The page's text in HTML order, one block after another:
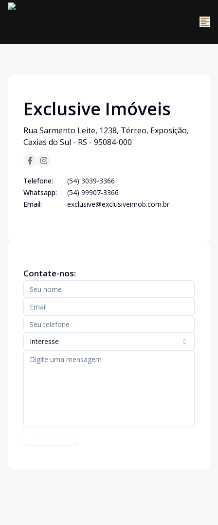
Exclusive Imóveis
Rua Sarmento Leite, 1238, Térreo, Exposição,
Caxias do Sul - RS - 95084-000
Telefone:
(54) 3039-3366
Whatsapp:
(54) 99907-3366
Email:
exclusive@exclusiveimob.com.br
Contate-nos:
Interesse